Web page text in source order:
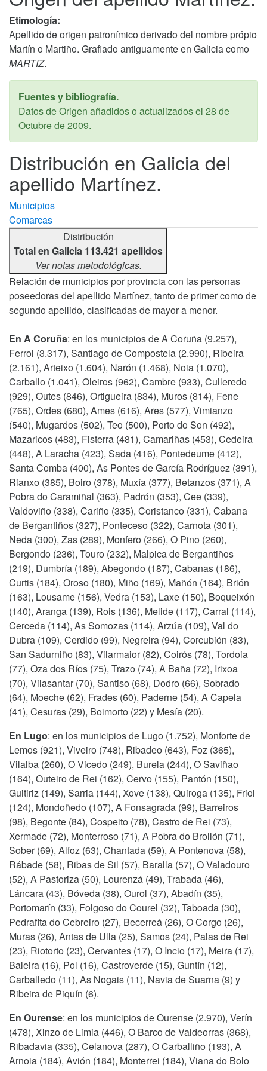
Etimología:
Apellido de origen patronímico derivado del nombre própio
Martín o Martiño. Grafiado antiguamente en Galicia como
MARTIZ.
Fuentes y bibliografía.
Datos de Origen añadidos o actualizados el 28 de
Octubre de 2009.
Distribución en Galicia del
apellido Martínez.
Municipios
Comarcas
Distribución
Total en Galicia 113.421 apellidos
Ver notas metodológicas.
Relación de municipios por provincia con las personas
poseedoras del apellido Martínez, tanto de primer como de
segundo apellido, clasificadas de mayor a menor.
En A Coruña: en los municipios de A Coruña (9.257),
Ferrol (3.317), Santiago de Compostela (2.990), Ribeira
(2.161), Arteixo (1.604), Narón (1.468), Noia (1.070),
Carballo (1.041), Oleiros (962), Cambre (933), Culleredo
(929), Outes (846), Ortigueira (834), Muros (814), Fene
(765), Ordes (680), Ames (616), Ares (577), Vimianzo
(540), Mugardos (502), Teo (500), Porto do Son (492),
Mazaricos (483), Fisterra (481), Camariñas (453), Cedeira
(448), A Laracha (423), Sada (416), Pontedeume (412),
Santa Comba (400), As Pontes de García Rodríguez (391),
Rianxo (385), Boiro (378), Muxía (377), Betanzos (371), A
Pobra do Caramiñal (363), Padrón (353), Cee (339),
Valdoviño (338), Cariño (335), Coristanco (331), Cabana
de Bergantiños (327), Ponteceso (322), Carnota (301),
Neda (300), Zas (289), Monfero (266), O Pino (260),
Bergondo (236), Touro (232), Malpica de Bergantiños
(219), Dumbría (189), Abegondo (187), Cabanas (186),
Curtis (184), Oroso (180), Miño (169), Mañón (164), Brión
(163), Lousame (156), Vedra (153), Laxe (150), Boqueixón
(140), Aranga (139), Rois (136), Melide (117), Carral (114),
Cerceda (114), As Somozas (114), Arzúa (109), Val do
Dubra (109), Cerdido (99), Negreira (94), Corcubión (83),
San Sadurniño (83), Vilarmaior (82), Coirós (78), Tordoia
(77), Oza dos Ríos (75), Trazo (74), A Baña (72), Irixoa
(70), Vilasantar (70), Santiso (68), Dodro (66), Sobrado
(64), Moeche (62), Frades (60), Paderne (54), A Capela
(41), Cesuras (29), Boimorto (22) y Mesía (20).
En Lugo: en los municipios de Lugo (1.752), Monforte de
Lemos (921), Viveiro (748), Ribadeo (643), Foz (365),
Vilalba (260), O Vicedo (249), Burela (244), O Saviñao
(164), Outeiro de Rei (162), Cervo (155), Pantón (150),
Guitiriz (149), Sarria (144), Xove (138), Quiroga (135), Friol
(124), Mondoñedo (107), A Fonsagrada (99), Barreiros
(98), Begonte (84), Cospeito (78), Castro de Rei (73),
Xermade (72), Monterroso (71), A Pobra do Brollón (71),
Sober (69), Alfoz (63), Chantada (59), A Pontenova (58),
Rábade (58), Ribas de Sil (57), Baralla (57), O Valadouro
(52), A Pastoriza (50), Lourenzá (49), Trabada (46),
Láncara (43), Bóveda (38), Ourol (37), Abadín (35),
Portomarín (33), Folgoso do Courel (32), Taboada (30),
Pedrafita do Cebreiro (27), Becerreá (26), O Corgo (26),
Muras (26), Antas de Ulla (25), Samos (24), Palas de Rei
(23), Riotorto (23), Cervantes (17), O Incio (17), Meira (17),
Baleira (16), Pol (16), Castroverde (15), Guntín (12),
Carballedo (11), As Nogais (11), Navia de Suarna (9) y
Ribeira de Piquín (6).
En Ourense: en los municipios de Ourense (2.970), Verín
(478), Xinzo de Limia (446), O Barco de Valdeorras (368),
Ribadavia (335), Celanova (287), O Carballiño (193), A
Arnoia (184), Avión (184), Monterrei (184), Viana do Bolo